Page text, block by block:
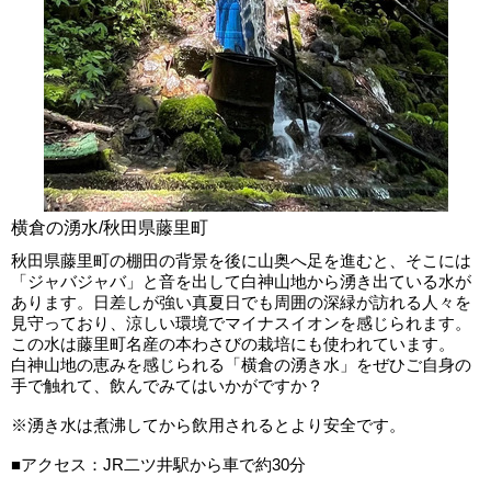
横倉の湧水/秋田県藤里町
秋田県藤里町の棚田の背景を後に山奥へ足を進むと、そこには
「ジャバジャバ」と音を出して白神山地から湧き出ている水が
あります。日差しが強い真夏日でも周囲の深緑が訪れる人々を
見守っており、涼しい環境でマイナスイオンを感じられます。
この水は藤里町名産の本わさびの栽培にも使われています。
白神山地の恵みを感じられる「横倉の湧き水」をぜひご自身の
手で触れて、飲んでみてはいかがですか？
※湧き水は煮沸してから飲用されるとより安全です。
■アクセス：JR二ツ井駅から車で約30分